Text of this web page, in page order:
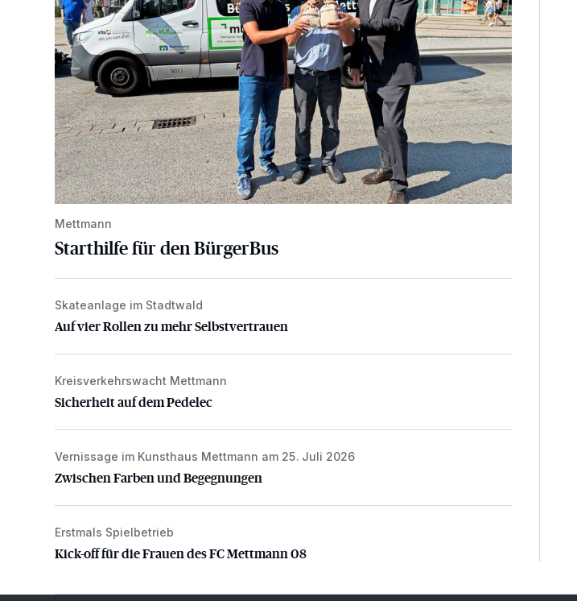
Mettmann
Starthilfe für den BürgerBus
Auf vier Rollen zu mehr Selbstvertrauen
Skateanlage im Stadtwald
Auf vier Rollen zu mehr Selbstvertrauen
Sicherheit auf dem Pedelec
Kreisverkehrswacht Mettmann
Sicherheit auf dem Pedelec
Zwischen Farben und Begegnungen
Vernissage im Kunsthaus Mettmann am 25. Juli 2026
Zwischen Farben und Begegnungen
Kick-off für die Frauen des FC Mettmann 08
Erstmals Spielbetrieb
Kick-off für die Frauen des FC Mettmann 08